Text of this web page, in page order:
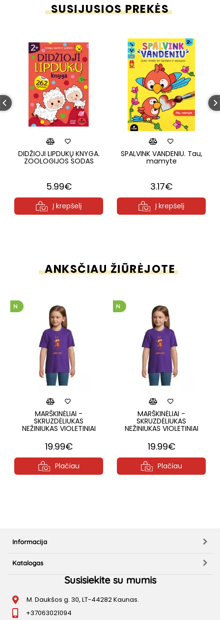
SUSIJUSIOS PREKĖS
DIDŽIOJI LIPDUKŲ KNYGA.
ZOOLOGIJOS SODAS
5.99€
Į krepšelį
SPALVINK VANDENIU. Tau,
mamyte
3.17€
Į krepšelį
ANKSČIAU ŽIŪRĖJOTE
MARŠKINĖLIAI -
SKRUZDĖLIUKAS
NEŽINIUKAS VIOLETINIAI
19.99€
Plačiau
MARŠKINĖLIAI -
SKRUZDĖLIUKAS
NEŽINIUKAS VIOLETINIAI
19.99€
Plačiau
Informacija
Katalogas
Susisiekite su mumis
M. Daukšos g. 30, LT-44282 Kaunas.
+37063021094